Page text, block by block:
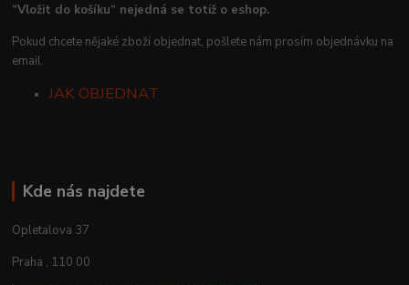
“Vložit do košíku“ nejedná se totiž o eshop.
Pokud chcete nějaké zboží objednat, pošlete nám prosím objednávku na
email.
JAK OBJEDNAT
Kde nás najdete
Opletalova 37
Praha , 110 00